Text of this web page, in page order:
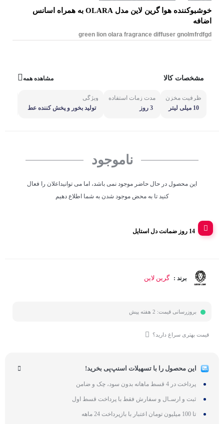
خوشبوکننده هوا گرین لاین مدل OLARA به همراه اسانس
اضافه
green lion olara fragrance diffuser gnolmfrdfgd
مشخصات کالا مشاهده همه
ظرفیت مخزن
10 میلی لیتر
مدت زمات استفاده
3 روز
ویژگی
تولید بخور و پخش کننده عط
ناموجود
این محصول در حال حاضر موجود نمی باشد، اما می توانیداعلان را فعال
کنید تا به محض موجود شدن به شما اطلاع دهیم
14 روز ضمانت دل استایل
برند : گرین لاین
بروزرسانی قیمت: 2 هفته پیش
قیمت بهتری سراغ دارید؟
این محصول را با تسهیلات اسنپ‌پی بخرید!
پرداخت در 4 قسط ماهانه بدون سود، چک و ضامن
ثبت و ارسـال و سفارش فقط با پرداخت قسط اول
تا 100 میلیون تومان اعتبار با بازپرداخت 24 ماهه